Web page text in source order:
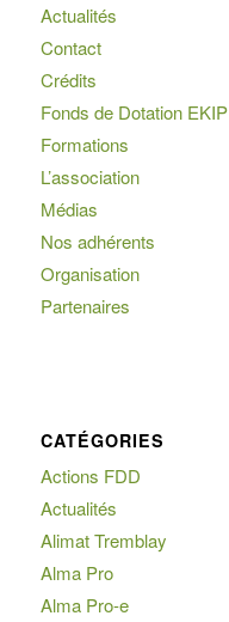
Actualités
Contact
Crédits
Fonds de Dotation EKIP
Formations
L’association
Médias
Nos adhérents
Organisation
Partenaires
CATÉGORIES
Actions FDD
Actualités
Alimat Tremblay
Alma Pro
Alma Pro-e